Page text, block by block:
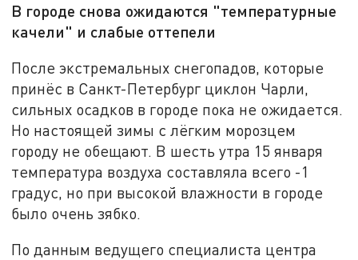
В городе снова ожидаются "температурные
качели" и слабые оттепели
После экстремальных снегопадов, которые
принёс в Санкт-Петербург циклон Чарли,
сильных осадков в городе пока не ожидается.
Но настоящей зимы с лёгким морозцем
городу не обещают. В шесть утра 15 января
температура воздуха составляла всего -1
градус, но при высокой влажности в городе
было очень зябко.
По данным ведущего специалиста центра